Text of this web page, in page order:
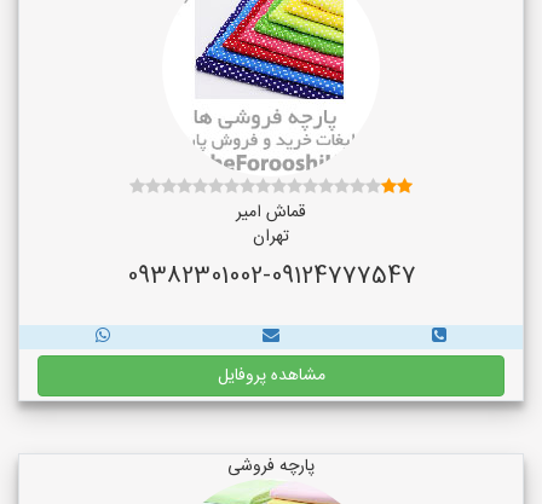
قماش امیر
تهران
09382301002-09124777547
مشاهده پروفایل
پارچه فروشی